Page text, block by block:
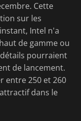
Cette
sur les
Intel n'a
de gamme ou
détails pourraient
de lancement.
entre 250 et 260
dans le